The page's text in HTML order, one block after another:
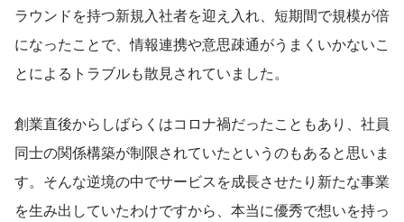
ラウンドを持つ新規入社者を迎え入れ、短期間で規模が倍
になったことで、情報連携や意思疎通がうまくいかないこ
とによるトラブルも散見されていました。
創業直後からしばらくはコロナ禍だったこともあり、社員
同士の関係構築が制限されていたというのもあると思いま
す。そんな逆境の中でサービスを成長させたり新たな事業
を生み出していたわけですから、本当に優秀で想いを持っ